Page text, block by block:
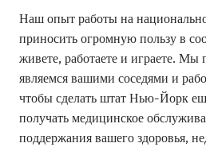
Наш опыт работы на
приносить огромную пользу в
живете, работаете и играете. Мы
являемся вашими соседями и
чтобы сделать штат Нью‑Йорк
получать медицинское
поддержания вашего здоровья,